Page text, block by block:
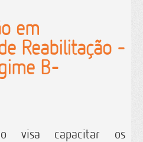
em
Reabilitação -
B-
visa capacitar os